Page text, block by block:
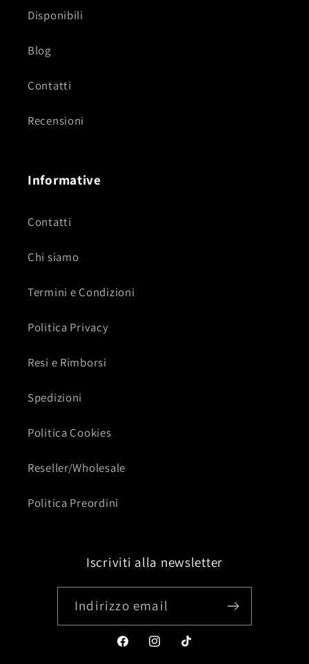
Disponibili
Blog
Contatti
Recensioni
Informative
Contatti
Chi siamo
Termini e Condizioni
Politica Privacy
Resi e Rimborsi
Spedizioni
Politica Cookies
Reseller/Wholesale
Politica Preordini
Iscriviti alla newsletter
Indirizzo email
FacebookInstagramTikTok